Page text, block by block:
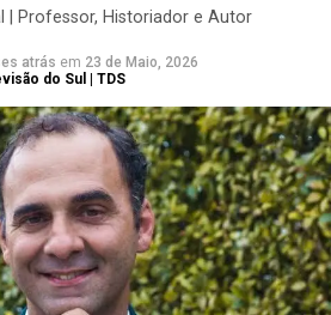
| Professor, Historiador e Autor
atrás em 23 de Maio, 2026
do Sul | TDS